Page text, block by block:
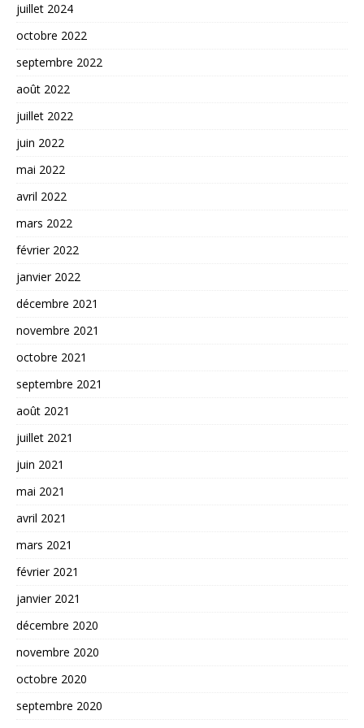
juillet 2024
octobre 2022
septembre 2022
août 2022
juillet 2022
juin 2022
mai 2022
avril 2022
mars 2022
février 2022
janvier 2022
décembre 2021
novembre 2021
octobre 2021
septembre 2021
août 2021
juillet 2021
juin 2021
mai 2021
avril 2021
mars 2021
février 2021
janvier 2021
décembre 2020
novembre 2020
octobre 2020
septembre 2020